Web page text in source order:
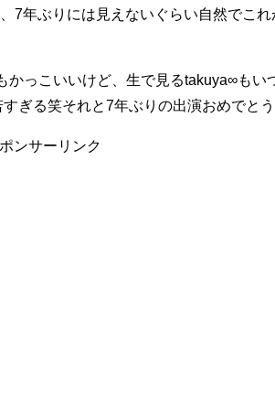
7年ぶりには見えないぐらい自然でこれ
っこいいけど、生で見るtakuya∞もい
ぎる笑それと7年ぶりの出演おめでとう
ンサーリンク